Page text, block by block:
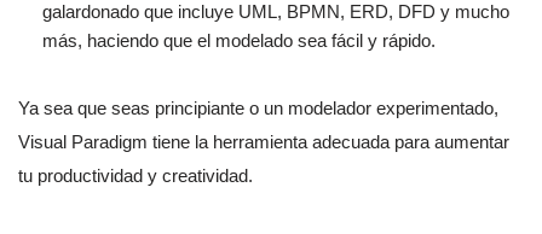
galardonado que incluye UML, BPMN, ERD, DFD y mucho
más, haciendo que el modelado sea fácil y rápido.
Ya sea que seas principiante o un modelador experimentado,
Visual Paradigm tiene la herramienta adecuada para aumentar
tu productividad y creatividad.